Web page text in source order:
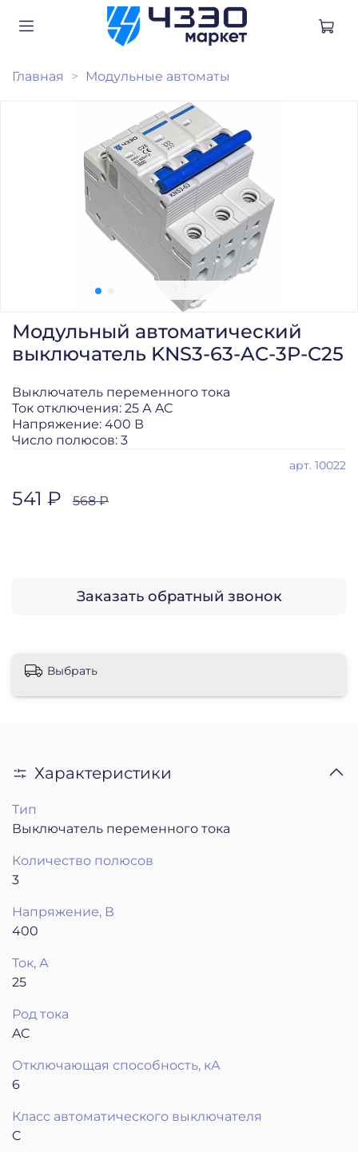
Главная Модульные автоматы
арт. 10022
Модульный автоматический
выключатель KNS3-63-AC-3P-C25
541 ₽ 568 ₽
Заказать обратный звонок
Выключатель переменного тока
Ток отключения: 25 А AC
Напряжение: 400 В
Число полюсов: 3
Выбрать
Характеристики
Тип
Выключатель переменного тока
Количество полюсов
3
Напряжение, В
400
Ток, А
25
Род тока
AC
Отключающая способность, кА
6
Класс автоматического выключателя
C